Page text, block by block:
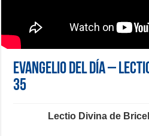
Evangelio del día –
35
Lectio Divina de